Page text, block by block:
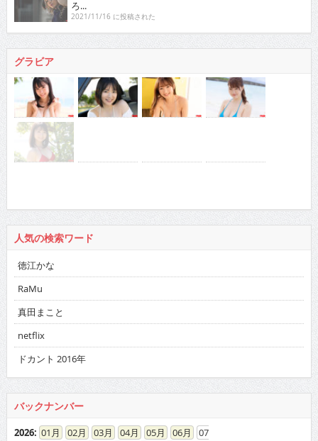
ろ...
2021/11/16 に投稿された
グラビア
人気の検索ワード
徳江かな
RaMu
真田まこと
netflix
ドカント 2016年
バックナンバー
2026: 01 02 03 04 05 06
07